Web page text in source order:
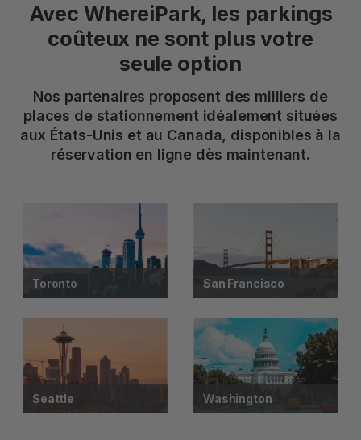
Avec WhereiPark, les parkings
coûteux ne sont plus votre
seule option
Nos partenaires proposent des milliers de
places de stationnement idéalement situées
aux États-Unis et au Canada, disponibles à la
réservation en ligne dès maintenant.
Toronto San Francisco
Seattle Washington